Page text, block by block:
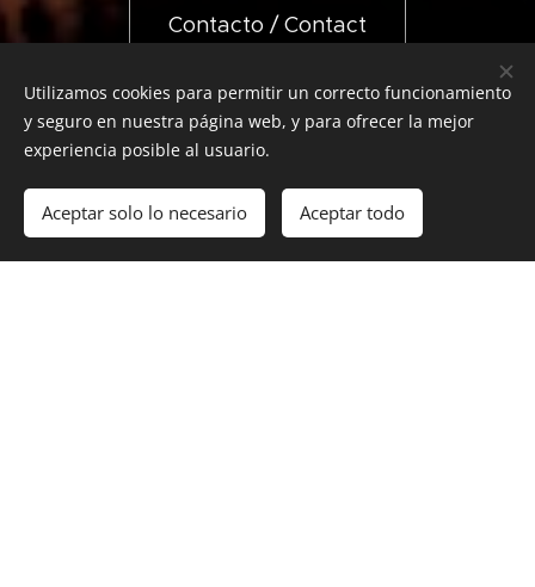
Contacto / Contact
DISCOGRAFÍA
Utilizamos cookies para permitir un correcto funcionamiento
y seguro en nuestra página web, y para ofrecer la mejor
experiencia posible al usuario.
Aceptar solo lo necesario Aceptar todo